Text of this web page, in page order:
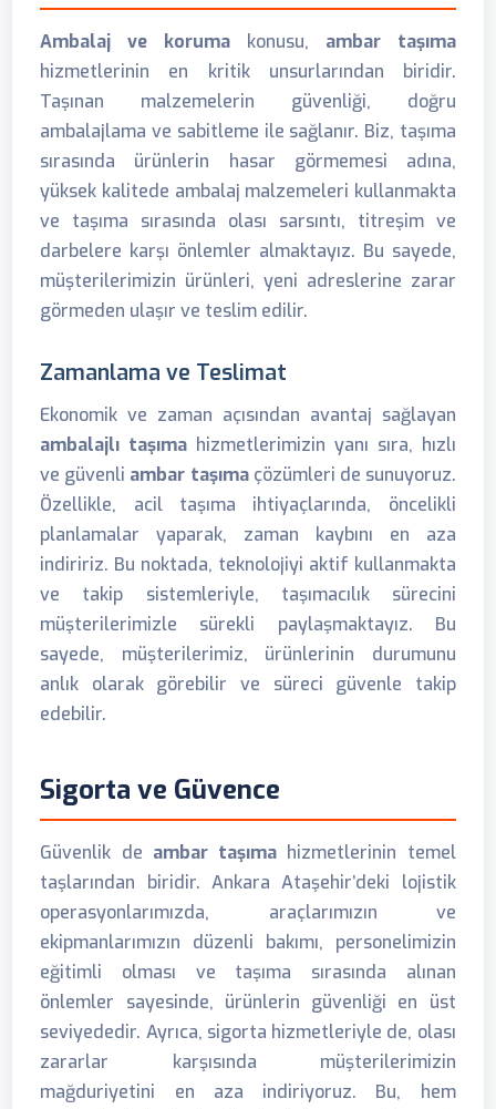
Ambalaj ve koruma konusu, ambar taşıma
hizmetlerinin en kritik unsurlarından biridir.
Taşınan malzemelerin güvenliği, doğru
ambalajlama ve sabitleme ile sağlanır. Biz, taşıma
sırasında ürünlerin hasar görmemesi adına,
yüksek kalitede ambalaj malzemeleri kullanmakta
ve taşıma sırasında olası sarsıntı, titreşim ve
darbelere karşı önlemler almaktayız. Bu sayede,
müşterilerimizin ürünleri, yeni adreslerine zarar
görmeden ulaşır ve teslim edilir.
Zamanlama ve Teslimat
Ekonomik ve zaman açısından avantaj sağlayan
ambalajlı taşıma hizmetlerimizin yanı sıra, hızlı
ve güvenli ambar taşımaçözümleri de sunuyoruz.
Özellikle, acil taşıma ihtiyaçlarında, öncelikli
planlamalar yaparak, zaman kaybını en aza
indiririz. Bu noktada, teknolojiyi aktif kullanmakta
ve takip sistemleriyle, taşımacılık sürecini
müşterilerimizle sürekli paylaşmaktayız. Bu
sayede, müşterilerimiz, ürünlerinin durumunu
anlık olarak görebilir ve süreci güvenle takip
edebilir.
Sigorta ve Güvence
Güvenlik de ambar taşıma hizmetlerinin temel
taşlarından biridir. Ankara Ataşehir’deki lojistik
operasyonlarımızda, araçlarımızın ve
ekipmanlarımızın düzenli bakımı, personelimizin
eğitimli olması ve taşıma sırasında alınan
önlemler sayesinde, ürünlerin güvenliği en üst
seviyededir. Ayrıca, sigorta hizmetleriyle de, olası
zararlar karşısında müşterilerimizin
mağduriyetini en aza indiriyoruz. Bu, hem